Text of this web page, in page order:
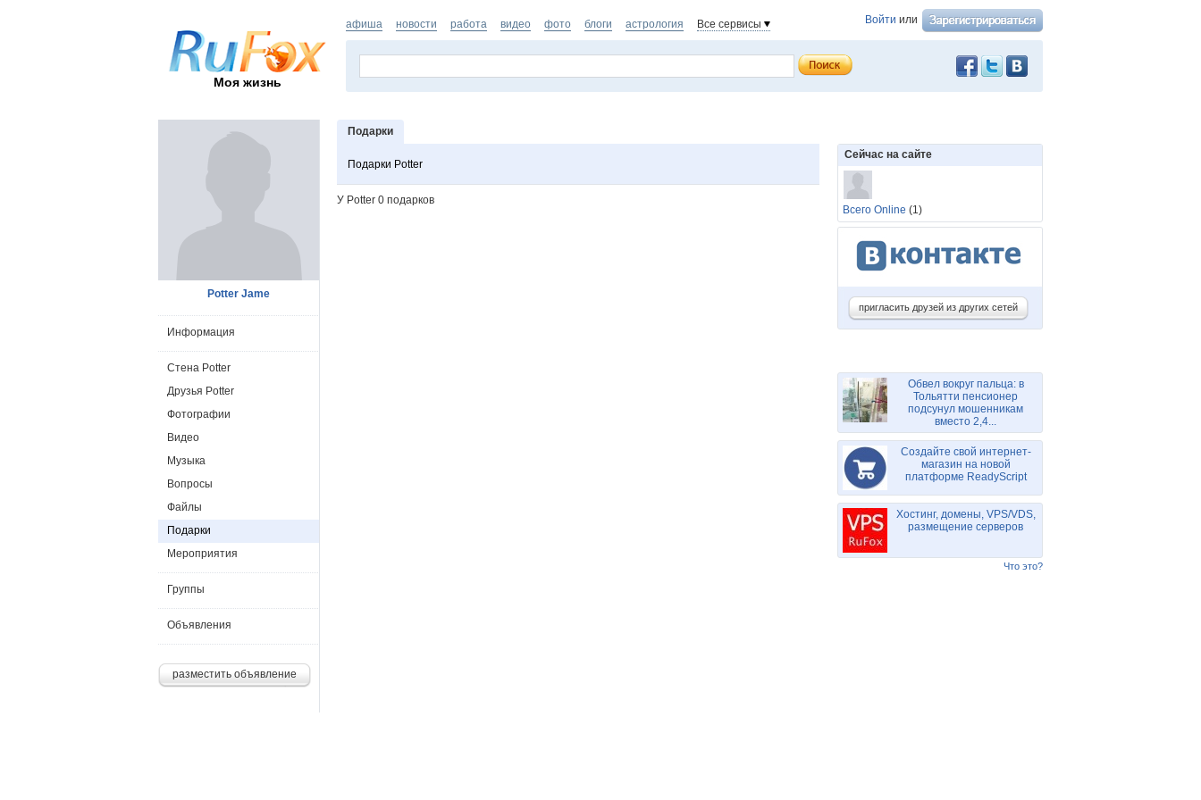
Моя жизнь
Войти или
афиша новости работа видео фото блоги астрология Все сервисы
Подарки
Подарки Potter
У Potter 0 подарков
Potter Jame
Информация
Стена Potter
Друзья Potter
Фотографии
Видео
Музыка
Вопросы
Файлы
Подарки
Мероприятия
Группы
Объявления
разместить объявление
Сейчас на сайте
Всего Online (1)
пригласить друзей из других сетей
Обвел вокруг пальца: в
Тольятти пенсионер
подсунул мошенникам
вместо 2,4...
Создайте свой интернет-
магазин на новой
платформе ReadyScript
Хостинг, домены, VPS/VDS,
размещение серверов
Что это?